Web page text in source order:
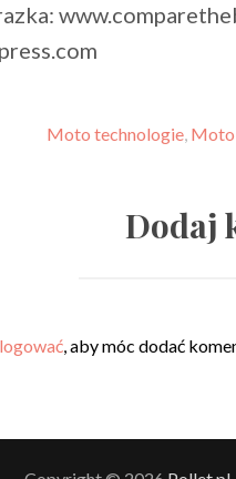
Moto technologie, Moto
Dodaj
, aby móc dodać